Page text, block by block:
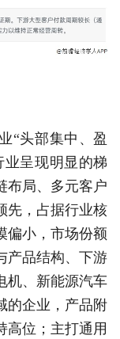
“头部集中、盈
呈现明显的梯
布局、多元客户
先，占据行业核
偏小，市场份额
产品结构、下游
机、新能源汽车
的企业，产品附
高位；主打通用